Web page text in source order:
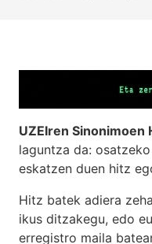
UZEIren Sinonimoen
laguntza da:
eskatzen duen hitz
Hitz batek adiera
ikus ditzakegu, edo
erregistro maila